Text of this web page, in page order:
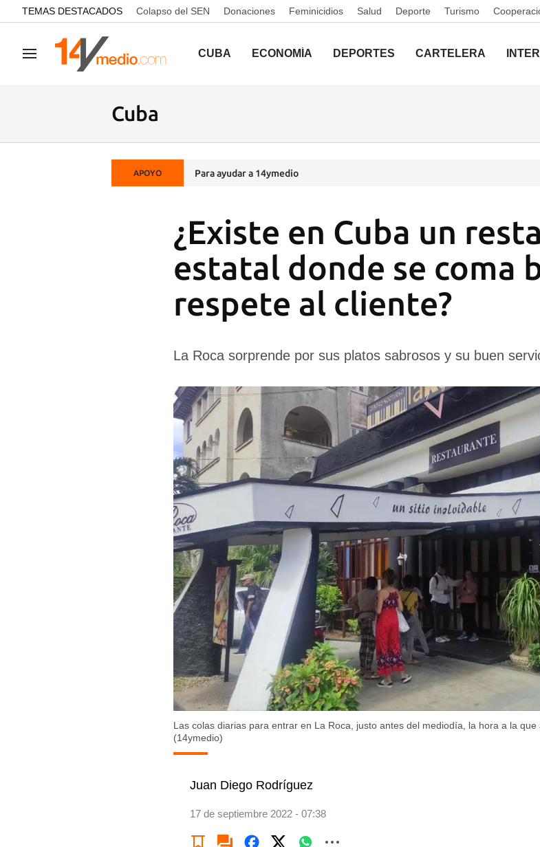
common.go-to-content
TEMAS DESTACADOS Colapso del SEN Donaciones Feminicidios Salud Deporte Turismo
Navegación CUBA ECONOMÍA DEPORTES CARTELERA
Cuba
APOYO Para ayudar a 14ymedio
¿Existe en Cuba un
estatal donde se coma
respete al cliente?
La Roca sorprende por sus platos sabrosos y su buen
Las colas diarias para entrar en La Roca, justo antes del mediodía, la hora a la
(14ymedio)
Juan Diego Rodríguez
17 de septiembre 2022 - 07:38